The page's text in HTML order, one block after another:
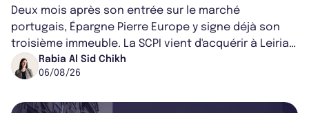
Deux mois après son entrée sur le marché
portugais, Épargne Pierre Europe y signe déjà son
troisième immeuble. La SCPI vient d'acquérir à Leiria,
dans le centre du pays, un établis...
Rabia Al Sid Chikh
06/08/26